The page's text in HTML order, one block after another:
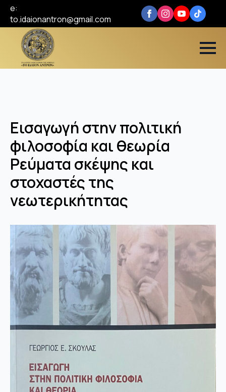
e:
to.idaionantron@gmail.com
Εισαγωγή στην πολιτική
φιλοσοφία και θεωρία
Ρεύματα σκέψης και
στοχαστές της
νεωτερικήτητας